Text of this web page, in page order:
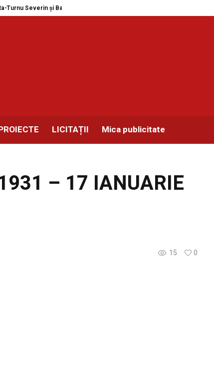
Severin și Balotești în format MEGA
LICITAȚII Mica publicitate
– 17 IANUARIE
15
0